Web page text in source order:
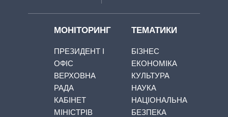
МОНІТОРИНГ
ПРЕЗИДЕНТ І
ОФІС
ВЕРХОВНА
РАДА
КАБІНЕТ
МІНІСТРІВ
ТЕМАТИКИ
БІЗНЕС
ЕКОНОМІКА
КУЛЬТУРА
НАУКА
НАЦІОНАЛЬНА
БЕЗПЕКА